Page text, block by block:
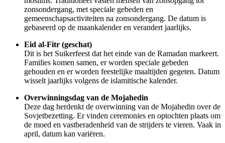
zonsondergang, met speciale gebeden en
gemeenschapsactiviteiten na zonsondergang. De datum is
gebaseerd op de maankalender en verandert jaarlijks.
Eid al-Fitr (geschat)
Dit is het Suikerfeest dat het einde van de Ramadan markeert.
Families komen samen, er worden speciale gebeden
gehouden en er worden feestelijke maaltijden gegeten. Datum
wisselt jaarlijks volgens de islamitische kalender.
Overwinningsdag van de Mojahedin
Deze dag herdenkt de overwinning van de Mojahedin over de
Sovjetbezetting. Er vinden ceremonies en optochten plaats om
de moed en vastberadenheid van de strijders te vieren. Vaak in
april, datum kan variëren.